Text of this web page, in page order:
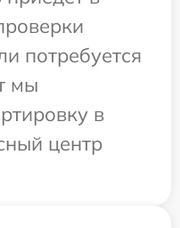
потребуется
мы
в
центр